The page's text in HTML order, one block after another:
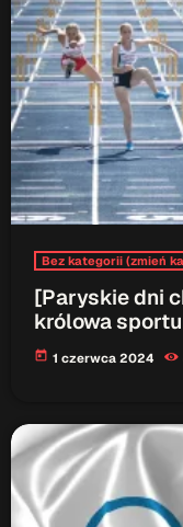
Bez kategorii (zmień
[Paryskie dni
królowa sportu
today 1 czerwca 2024